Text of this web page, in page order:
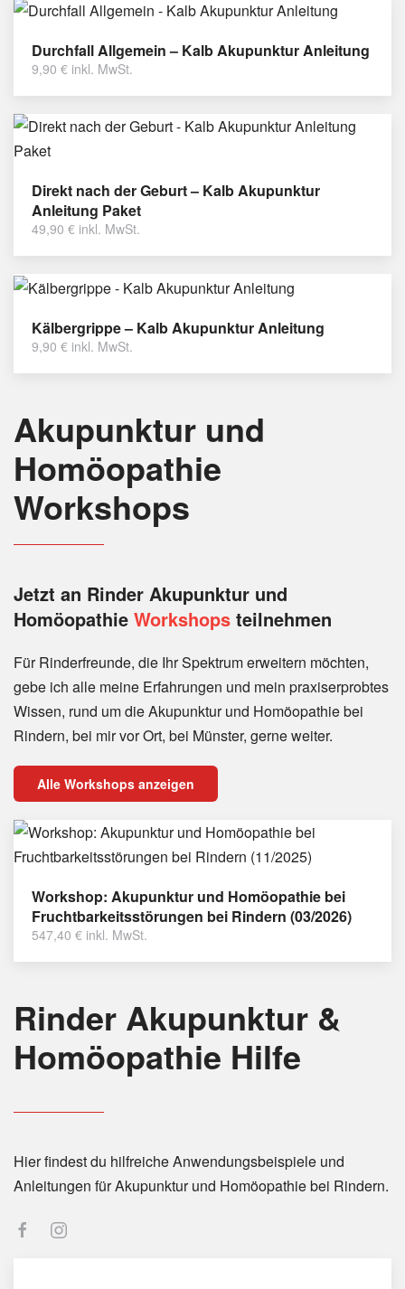
Durchfall Allgemein – Kalb Akupunktur Anleitung
9,90 € inkl. MwSt.
Direkt nach der Geburt – Kalb Akupunktur
Anleitung Paket
49,90 € inkl. MwSt.
Kälbergrippe – Kalb Akupunktur Anleitung
9,90 € inkl. MwSt.
Akupunktur und
Homöopathie
Workshops
Jetzt an Rinder Akupunktur und
Homöopathie Workshops teilnehmen
Für Rinderfreunde, die Ihr Spektrum erweitern möchten,
gebe ich alle meine Erfahrungen und mein praxiserprobtes
Wissen, rund um die Akupunktur und Homöopathie bei
Rindern, bei mir vor Ort, bei Münster, gerne weiter.
Alle Workshops anzeigen
Workshop: Akupunktur und Homöopathie bei
Fruchtbarkeitsstörungen bei Rindern (03/2026)
547,40 € inkl. MwSt.
Rinder Akupunktur &
Homöopathie Hilfe
Hier findest du hilfreiche Anwendungsbeispiele und
Anleitungen für Akupunktur und Homöopathie bei Rindern.